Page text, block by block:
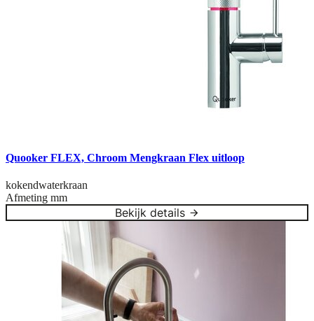
Quooker FLEX, Chroom Mengkraan Flex uitloop
kokendwaterkraan
Afmeting mm
Bekijk details